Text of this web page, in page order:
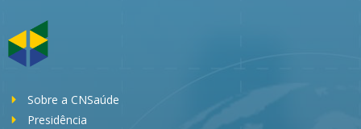
Sobre a CNSaúde
Presidência